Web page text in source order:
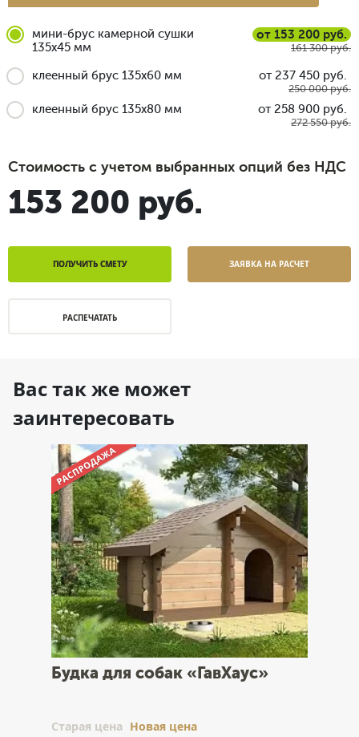
мини-брус камерной сушки
135x45 мм
от 153 200 руб.
161 300 руб.
клеенный брус 135x60 мм от 237 450 руб.
250 000 руб.
клеенный брус 135x80 мм от 258 900 руб.
272 550 руб.
Стоимость с учетом выбранных опций без НДС
153 200 руб.
ПОЛУЧИТЬ СМЕТУ ЗАЯВКА НА РАСЧЕТ
РАСПЕЧАТАТЬ
Вас так же может
заинтересовать
Будка для собак «ГавХаус»
Cтарая цена Новая цена